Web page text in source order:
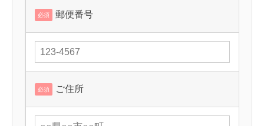
必須 郵便番号
必須 ご住所